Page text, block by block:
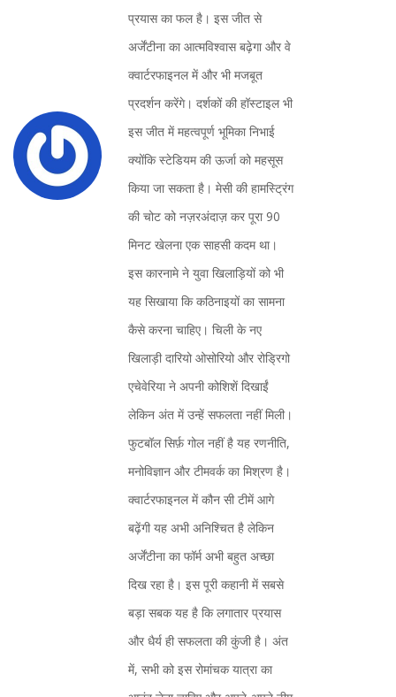
प्रयास का फल है। इस जीत से
अर्जेंटीना का आत्मविश्वास बढ़ेगा और वे
क्वार्टरफाइनल में और भी मजबूत
प्रदर्शन करेंगे। दर्शकों की हॉस्टाइल भी
इस जीत में महत्वपूर्ण भूमिका निभाई
क्योंकि स्टेडियम की ऊर्जा को महसूस
किया जा सकता है। मेसी की हामस्ट्रिंग
की चोट को नज़रअंदाज़ कर पूरा 90
मिनट खेलना एक साहसी कदम था।
इस कारनामे ने युवा खिलाड़ियों को भी
यह सिखाया कि कठिनाइयों का सामना
कैसे करना चाहिए। चिली के नए
खिलाड़ी दारियो ओसोरियो और रोड्रिगो
एचेवेरिया ने अपनी कोशिशें दिखाईं
लेकिन अंत में उन्हें सफलता नहीं मिली।
फुटबॉल सिर्फ़ गोल नहीं है यह रणनीति,
मनोविज्ञान और टीमवर्क का मिश्रण है।
क्वार्टरफाइनल में कौन सी टीमें आगे
बढ़ेंगी यह अभी अनिश्चित है लेकिन
अर्जेंटीना का फॉर्म अभी बहुत अच्छा
दिख रहा है। इस पूरी कहानी में सबसे
बड़ा सबक यह है कि लगातार प्रयास
और धैर्य ही सफलता की कुंजी है। अंत
में, सभी को इस रोमांचक यात्रा का